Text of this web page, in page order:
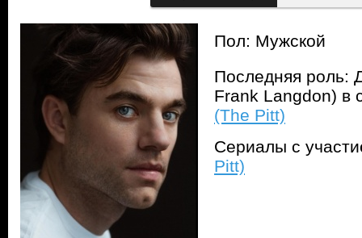
Пол: Мужской
Последняя роль:
Frank Langdon) в
(The Pitt)
Сериалы с
Pitt)